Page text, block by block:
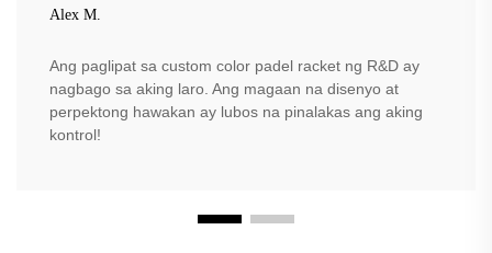
Alex M.
Ang paglipat sa custom color padel racket ng R&D ay
nagbago sa aking laro. Ang magaan na disenyo at
perpektong hawakan ay lubos na pinalakas ang aking
kontrol!